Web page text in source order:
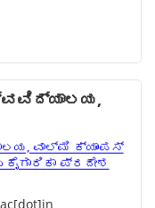
ವಾಲ್ಮಿ ಕ್ಯಾಂಪಸ್
ಪ್ರದೇಶ